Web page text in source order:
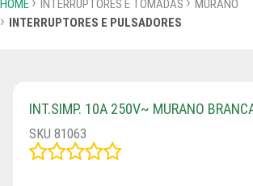
HOME INTERRUPTORES E TOMADAS
MURANO
INTERRUPTORES E PULSADORES
INT.SIMP. 10A 250V~ MURANO
SKU 81063